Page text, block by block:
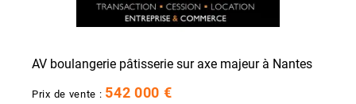
AV boulangerie pâtisserie sur axe majeur à Nantes
Prix de vente : 542 000 €